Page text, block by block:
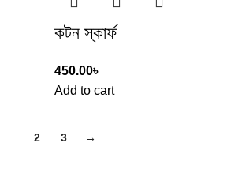
কটন স্কার্ফ
450.00৳
Add to cart
2 3 →